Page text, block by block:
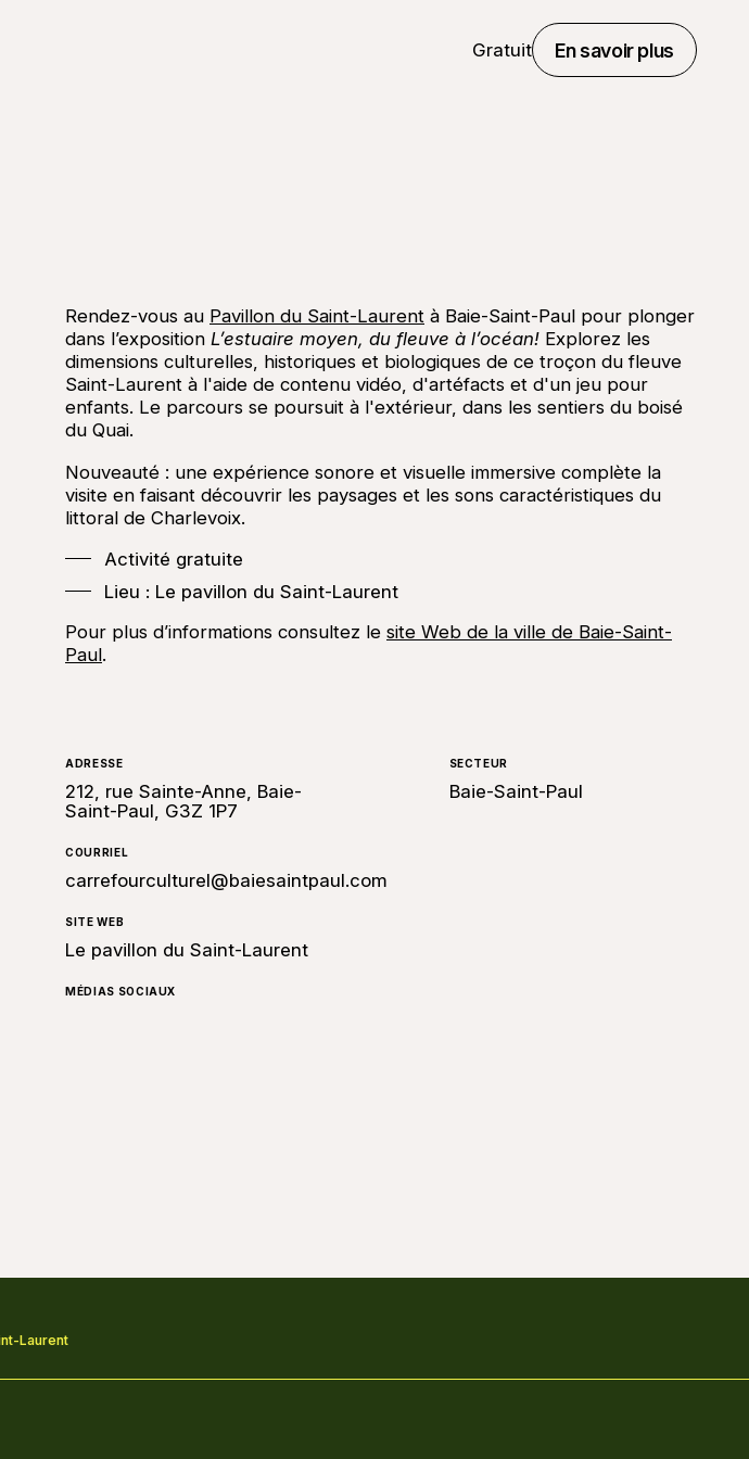
Gratuit
En savoir plus
En savoir plus
Rendez-vous au Pavillon du Saint-Laurent à Baie-Saint-Paul pour plonger
dans l’exposition L’estuaire moyen, du fleuve à l’océan! Explorez les
dimensions culturelles, historiques et biologiques de ce troçon du fleuve
Saint-Laurent à l'aide de contenu vidéo, d'artéfacts et d'un jeu pour
enfants. Le parcours se poursuit à l'extérieur, dans les sentiers du boisé
du Quai.
Nouveauté : une expérience sonore et visuelle immersive complète la
visite en faisant découvrir les paysages et les sons caractéristiques du
littoral de Charlevoix.
Activité gratuite
Lieu : Le pavillon du Saint-Laurent
Pour plus d’informations consultez le site Web de la ville de Baie-Saint-
Paul.
ADRESSE
212, rue Sainte-Anne, Baie-
Saint-Paul, G3Z 1P7
SECTEUR
Baie-Saint-Paul
COURRIEL
carrefourculturel@baiesaintpaul.com
SITE WEB
Le pavillon du Saint-Laurent
MÉDIAS SOCIAUX
Laurent